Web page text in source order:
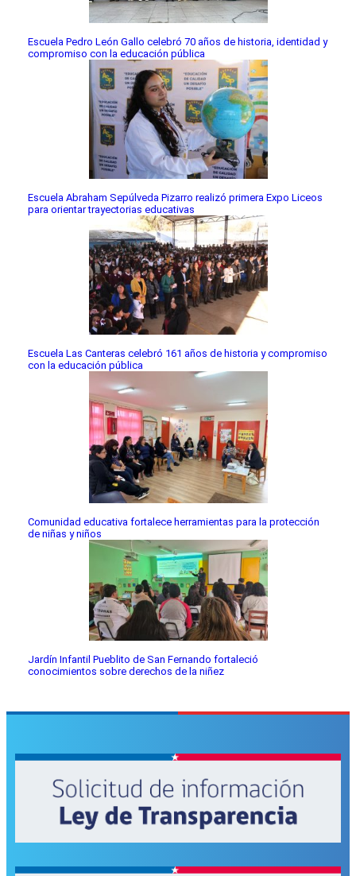
Escuela Pedro León Gallo celebró 70 años de historia, identidad y
compromiso con la educación pública
Escuela Abraham Sepúlveda Pizarro realizó primera Expo Liceos
para orientar trayectorias educativas
Escuela Las Canteras celebró 161 años de historia y compromiso
con la educación pública
Comunidad educativa fortalece herramientas para la protección
de niñas y niños
Jardín Infantil Pueblito de San Fernando fortaleció
conocimientos sobre derechos de la niñez